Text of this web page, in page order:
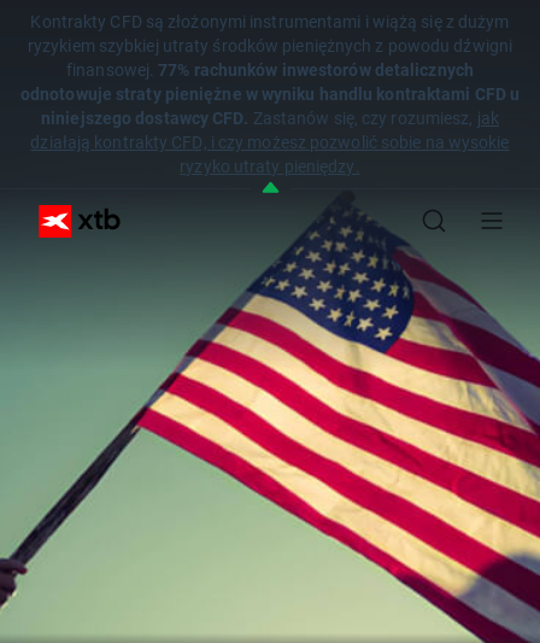
Kontrakty CFD są złożonymi instrumentami i wiążą się z dużym
ryzykiem szybkiej utraty środków pieniężnych z powodu dźwigni
finansowej. 77% rachunków inwestorów detalicznych
odnotowuje straty pieniężne w wyniku handlu kontraktami CFD u
niniejszego dostawcy CFD. Zastanów się, czy rozumiesz, jak
działają kontrakty CFD, i czy możesz pozwolić sobie na wysokie
ryzyko utraty pieniędzy.